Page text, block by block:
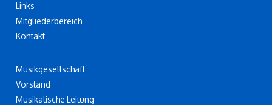
Links
Mitgliederbereich
Kontakt
Musikgesellschaft
Vorstand
Musikalische Leitung